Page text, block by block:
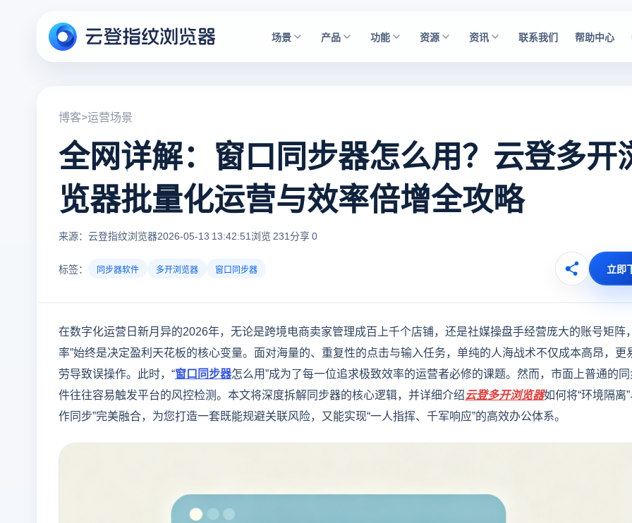
场景 产品 功能 资源 资讯 联系我们 帮助中心
博客>运营场景
全网详解：窗口同步器怎么用？云登多开
览器批量化运营与效率倍增全攻略
来源：云登指纹浏览器2026-05-13 13:42:51浏览 231分享 0
标签： 同步器软件 多开浏览器 窗口同步器 立即
在数字化运营日新月异的2026年，无论是跨境电商卖家管理成百上千个店铺，还是社媒操盘手经营庞大的账号矩阵
率”始终是决定盈利天花板的核心变量。面对海量的、重复性的点击与输入任务，单纯的人海战术不仅成本高昂，更
劳导致误操作。此时，“窗口同步器怎么用”成为了每一位追求极致效率的运营者必修的课题。然而，市面上普通的
件往往容易触发平台的风控检测。本文将深度拆解同步器的核心逻辑，并详细介绍云登多开浏览器如何将“环境隔离
作同步”完美融合，为您打造一套既能规避关联风险，又能实现“一人指挥、千军响应”的高效办公体系。